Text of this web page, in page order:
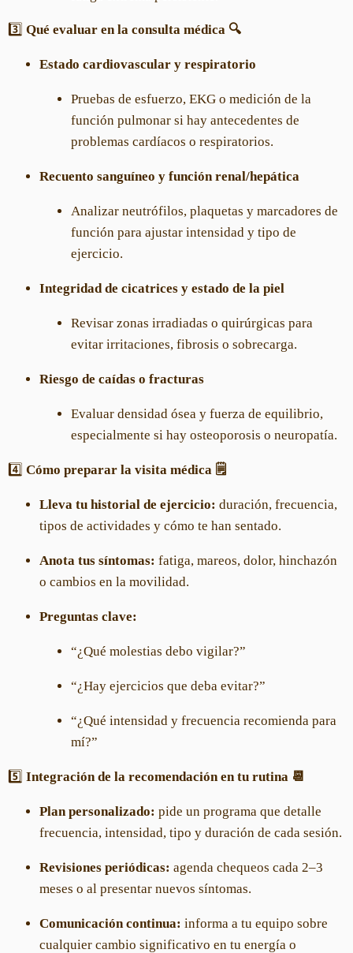
3️⃣ Qué evaluar en la consulta médica 🔍
Estado cardiovascular y respiratorio
Pruebas de esfuerzo, EKG o medición de la
función pulmonar si hay antecedentes de
problemas cardíacos o respiratorios.
Recuento sanguíneo y función renal/hepática
Analizar neutrófilos, plaquetas y marcadores de
función para ajustar intensidad y tipo de
ejercicio.
Integridad de cicatrices y estado de la piel
Revisar zonas irradiadas o quirúrgicas para
evitar irritaciones, fibrosis o sobrecarga.
Riesgo de caídas o fracturas
Evaluar densidad ósea y fuerza de equilibrio,
especialmente si hay osteoporosis o neuropatía.
4️⃣ Cómo preparar la visita médica 🗒️
Lleva tu historial de ejercicio: duración, frecuencia,
tipos de actividades y cómo te han sentado.
Anota tus síntomas: fatiga, mareos, dolor, hinchazón
o cambios en la movilidad.
Preguntas clave:
“¿Qué molestias debo vigilar?”
“¿Hay ejercicios que deba evitar?”
“¿Qué intensidad y frecuencia recomienda para
mí?”
5️⃣ Integración de la recomendación en tu rutina 📆
Plan personalizado: pide un programa que detalle
frecuencia, intensidad, tipo y duración de cada sesión.
Revisiones periódicas: agenda chequeos cada 2–3
meses o al presentar nuevos síntomas.
Comunicación continua: informa a tu equipo sobre
cualquier cambio significativo en tu energía o